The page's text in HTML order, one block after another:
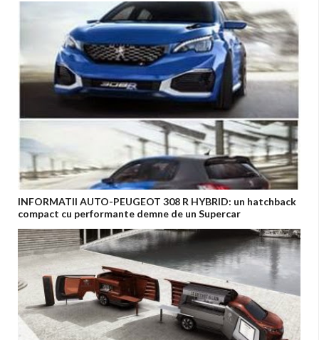
INFORMATII AUTO-PEUGEOT 308 R HYBRID: un hatchback
compact cu performante demne de un Supercar